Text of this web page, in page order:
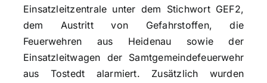
Einsatzleitzentrale unter dem Stichwort GEF2,
dem Austritt von Gefahrstoffen, die
Feuerwehren aus Heidenau sowie der
Einsatzleitwagen der Samtgemeindefeuerwehr
aus Tostedt alarmiert. Zusätzlich wurden